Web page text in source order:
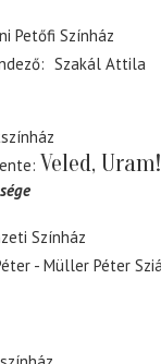
Petőfi Színház
Szakál Attila
Veled, Uram!
Színház
- Müller Péter